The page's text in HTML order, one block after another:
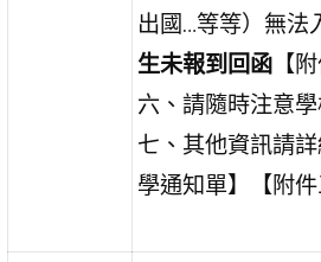
出國…等等）無法
生未報到回函 【
六、請隨時注意
七、其他資訊請
學通知單】【附件